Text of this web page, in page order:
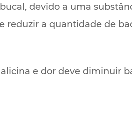
devido a uma
reduzir a quantidade de
e dor deve diminuir